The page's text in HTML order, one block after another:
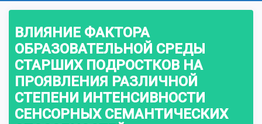
ВЛИЯНИЕ ФАКТОРА
ОБРАЗОВАТЕЛЬНОЙ СРЕДЫ
СТАРШИХ ПОДРОСТКОВ НА
ПРОЯВЛЕНИЯ РАЗЛИЧНОЙ
СТЕПЕНИ ИНТЕНСИВНОСТИ
СЕНСОРНЫХ СЕМАНТИЧЕСКИХ